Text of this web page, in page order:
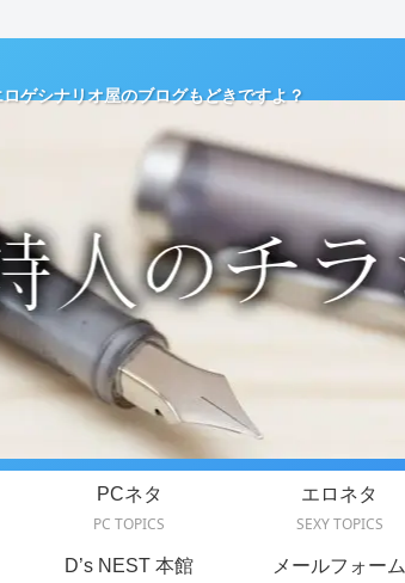
ゲシナリオ屋のブログもどきですよ？
PCネタ
PC TOPICS
エロネタ
SEXY TOPICS
D’s NEST 本館
メールフォーム